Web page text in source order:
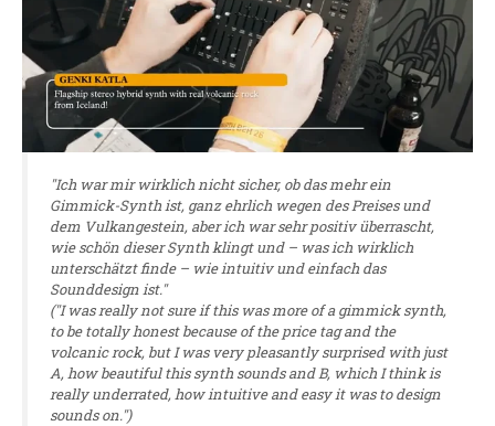
"Ich war mir wirklich nicht sicher, ob das mehr ein
Gimmick-Synth ist, ganz ehrlich wegen des Preises und
dem Vulkangestein, aber ich war sehr positiv überrascht,
wie schön dieser Synth klingt und – was ich wirklich
unterschätzt finde – wie intuitiv und einfach das
Sounddesign ist."
("I was really not sure if this was more of a gimmick synth,
to be totally honest because of the price tag and the
volcanic rock, but I was very pleasantly surprised with just
A, how beautiful this synth sounds and B, which I think is
really underrated, how intuitive and easy it was to design
sounds on.")